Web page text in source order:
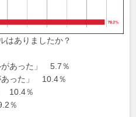
はありましたか？
があった」 5.7％
あった」 10.4％
10.4％
％